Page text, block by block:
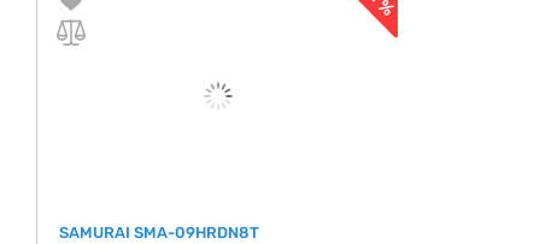
SAMURAI SMA-09HRDN8T